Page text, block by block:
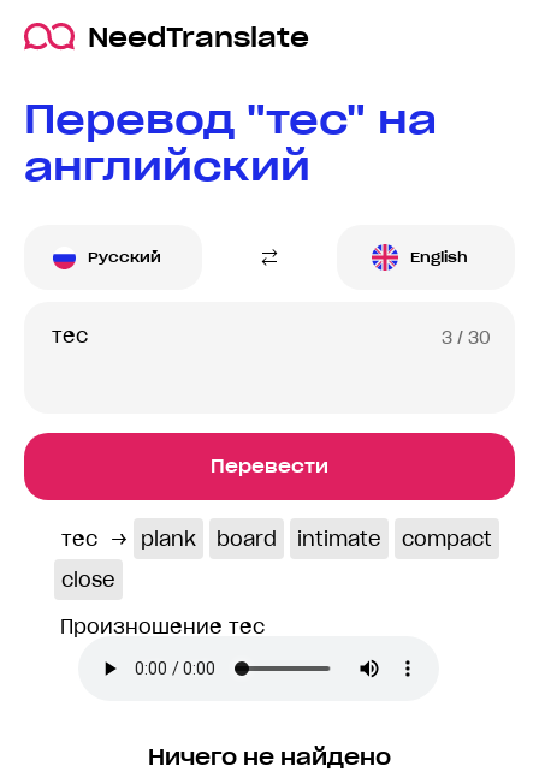
NeedTranslate
Перевод "тес" на
английский
Русский English
3 / 30
Перевести
тес → plank board intimate
compact
close
Произношение тес
Ничего не найдено